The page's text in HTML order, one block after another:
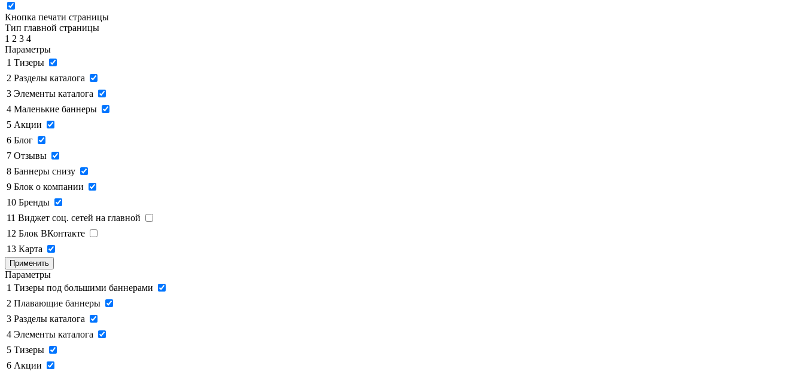
Кнопка печати страницы
Тип главной страницы
1 2 3 4
Параметры
1 Тизеры
2 Разделы каталога
3 Элементы каталога
4 Маленькие баннеры
5 Акции
6 Блог
7 Отзывы
8 Баннеры снизу
9 Блок о компании
10 Бренды
11 Виджет соц. сетей на главной
12 Блок ВКонтакте
13 Карта
Применить
Параметры
1 Тизеры под большими баннерами
2 Плавающие баннеры
3 Разделы каталога
4 Элементы каталога
5 Тизеры
6 Акции